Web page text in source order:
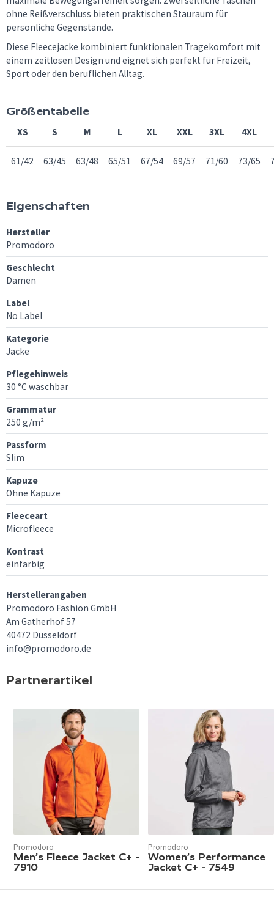
ohne Reißverschluss bieten praktischen Stauraum für
persönliche Gegenstände.
Diese Fleecejacke kombiniert funktionalen Tragekomfort mit
einem zeitlosen Design und eignet sich perfekt für Freizeit,
Sport oder den beruflichen Alltag.
Größentabelle
XS S M L XL XXL 3XL 4XL
61/42 63/45 63/48 65/51 67/54 69/57 71/60 73/65
Eigenschaften
Hersteller
Promodoro
Geschlecht
Damen
Label
No Label
Kategorie
Jacke
Pflegehinweis
30 °C waschbar
Grammatur
250 g/m²
Passform
Slim
Kapuze
Ohne Kapuze
Fleeceart
Microfleece
Kontrast
einfarbig
Herstellerangaben
Promodoro Fashion GmbH
Am Gatherhof 57
40472 Düsseldorf
info@promodoro.de
Partnerartikel
Promodoro
Men’s Fleece Jacket C+ -
7910
Promodoro
Women’s Performance
Jacket C+ - 7549